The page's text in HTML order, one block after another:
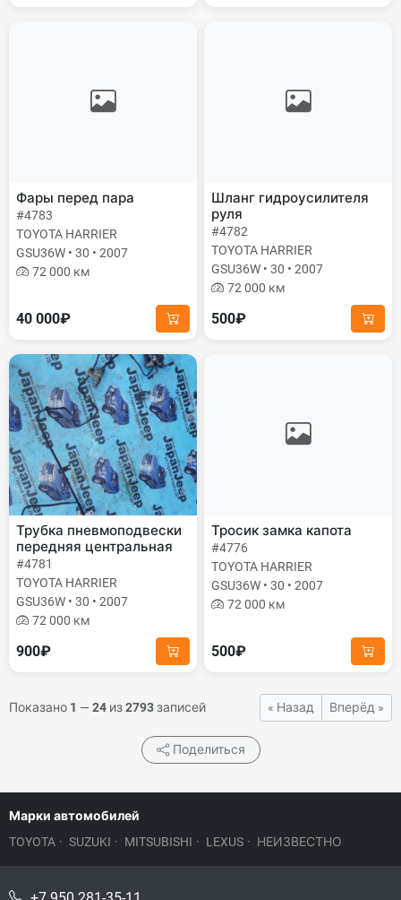
Фары перед пара
#4783
TOYOTA HARRIER
GSU36W • 30 • 2007
72 000 км
40 000₽
Шланг гидроусилителя
руля
#4782
TOYOTA HARRIER
GSU36W • 30 • 2007
72 000 км
500₽
Трубка пневмоподвески
передняя центральная
#4781
TOYOTA HARRIER
GSU36W • 30 • 2007
72 000 км
900₽
Тросик замка капота
#4776
TOYOTA HARRIER
GSU36W • 30 • 2007
72 000 км
500₽
Показано 1 — 24 из2793записей « Назад Вперёд »
Поделиться
Марки автомобилей
TOYOTA · SUZUKI · MITSUBISHI · LEXUS · НЕИЗВЕСТНО